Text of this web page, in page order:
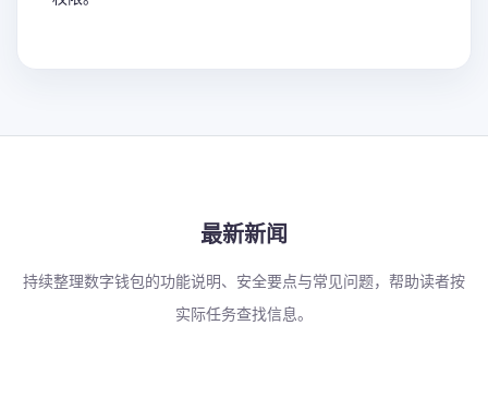
最新新闻
持续整理数字钱包的功能说明、安全要点与常见问题，帮助读者按
实际任务查找信息。